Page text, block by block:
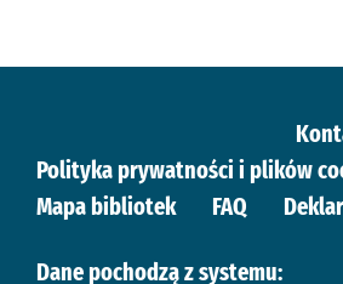
Polityka prywatności i plików
Mapa bibliotek
FAQ
Dane pochodzą z systemu: